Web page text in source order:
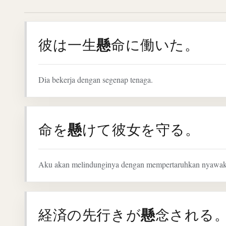
彼は一生懸命に働いた。
Dia bekerja dengan segenap tenaga.
命を懸けて彼女を守る。
Aku akan melindunginya dengan mempertaruhkan
経済の先行きが懸念される